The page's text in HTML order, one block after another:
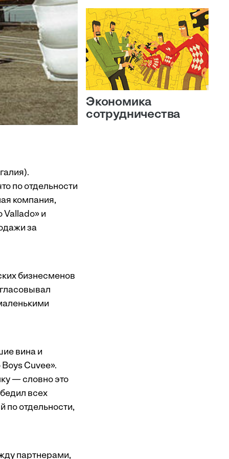
Экономика
сотрудничества
по отдельности
компания,
Vallado» и
за
бизнесменов
вина и
Cuvee».
— словно это
всех
по отдельности,
партнерами,